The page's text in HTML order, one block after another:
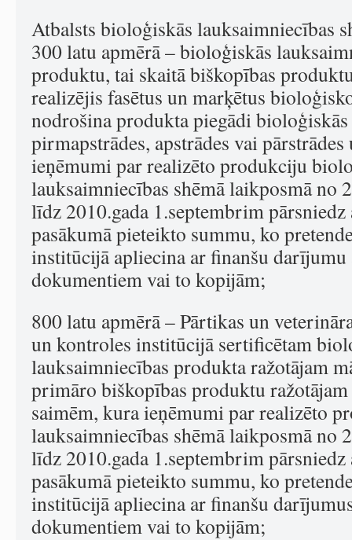
Atbalsts bioloģiskās lauksaimniecības
300 latu apmērā – bioloģiskās
produktu, tai skaitā biškopības
realizējis fasētus un marķētus
nodrošina produkta piegādi
pirmapstrādes, apstrādes vai
ieņēmumi par realizēto produkciju
lauksaimniecības shēmā laikposmā no
līdz 2010.gada 1.septembrim pārsniedz
pasākumā pieteikto summu, ko
institūcijā apliecina ar finanšu
dokumentiem vai to kopijām;
800 latu apmērā – Pārtikas un
un kontroles institūcijā sertificētam
lauksaimniecības produkta ražotājam
primāro biškopības produktu
saimēm, kura ieņēmumi par realizēto
lauksaimniecības shēmā laikposmā no
līdz 2010.gada 1.septembrim pārsniedz
pasākumā pieteikto summu, ko
institūcijā apliecina ar finanšu
dokumentiem vai to kopijām;